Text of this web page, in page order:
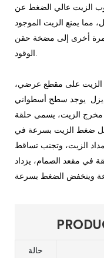
الزيت عالي الضغط عن
مما يمنع الزيت الموجود
مرة أخرى إلى مضخة حقن
الوقود.
الزيت على مقطع عرضي،
يوجد سطح أسطواني
الزيت، يسمى حلقة
ضغط الزيت بسرعة في
الزيت، وتجنب تساقط
في مقعد الصمام، يزداد
حالة